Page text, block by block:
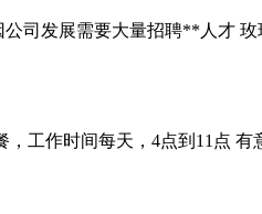
司发展需要大量招聘**人才
工作时间每天，4点到11点